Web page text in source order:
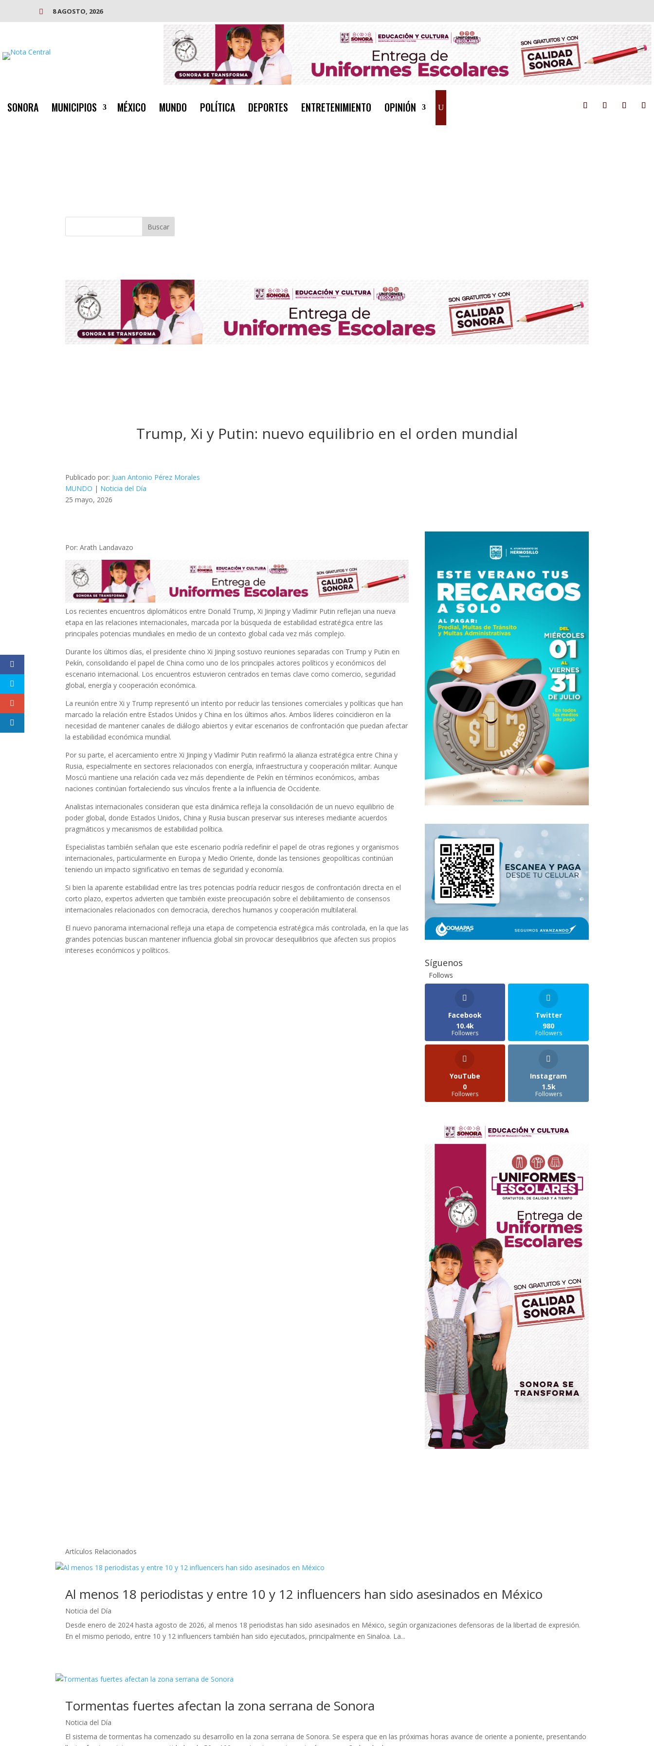
 8 AGOSTO, 2026
SONORA MUNICIPIOS MÉXICO MUNDO POLÍTICA DEPORTES ENTRETENIMIENTO OPINIÓN
Buscar
Trump, Xi y Putin: nuevo equilibrio en el orden mundial
Publicado por: Juan Antonio Pérez Morales
MUNDO | Noticia del Día
25 mayo, 2026
Por: Arath Landavazo
Los recientes encuentros diplomáticos entre Donald Trump, Xi Jinping y Vladímir Putin reflejan una nueva
etapa en las relaciones internacionales, marcada por la búsqueda de estabilidad estratégica entre las
principales potencias mundiales en medio de un contexto global cada vez más complejo.
Durante los últimos días, el presidente chino Xi Jinping sostuvo reuniones separadas con Trump y Putin en
Pekín, consolidando el papel de China como uno de los principales actores políticos y económicos del
escenario internacional. Los encuentros estuvieron centrados en temas clave como comercio, seguridad
global, energía y cooperación económica.
La reunión entre Xi y Trump representó un intento por reducir las tensiones comerciales y políticas que han
marcado la relación entre Estados Unidos y China en los últimos años. Ambos líderes coincidieron en la
necesidad de mantener canales de diálogo abiertos y evitar escenarios de confrontación que puedan afectar
la estabilidad económica mundial.
Por su parte, el acercamiento entre Xi Jinping y Vladímir Putin reafirmó la alianza estratégica entre China y
Rusia, especialmente en sectores relacionados con energía, infraestructura y cooperación militar. Aunque
Moscú mantiene una relación cada vez más dependiente de Pekín en términos económicos, ambas
naciones continúan fortaleciendo sus vínculos frente a la influencia de Occidente.
Analistas internacionales consideran que esta dinámica refleja la consolidación de un nuevo equilibrio de
poder global, donde Estados Unidos, China y Rusia buscan preservar sus intereses mediante acuerdos
pragmáticos y mecanismos de estabilidad política.
Especialistas también señalan que este escenario podría redefinir el papel de otras regiones y organismos
internacionales, particularmente en Europa y Medio Oriente, donde las tensiones geopolíticas continúan
teniendo un impacto significativo en temas de seguridad y economía.
Si bien la aparente estabilidad entre las tres potencias podría reducir riesgos de confrontación directa en el
corto plazo, expertos advierten que también existe preocupación sobre el debilitamiento de consensos
internacionales relacionados con democracia, derechos humanos y cooperación multilateral.
El nuevo panorama internacional refleja una etapa de competencia estratégica más controlada, en la que las
grandes potencias buscan mantener influencia global sin provocar desequilibrios que afecten sus propios
intereses económicos y políticos.
Síguenos
Follows
Facebook
10.4k
Followers
Twitter
980
Followers
YouTube
0
Followers
Instagram
1.5k
Followers
Artículos Relacionados
Al menos 18 periodistas y entre 10 y 12 influencers han sido asesinados en México
Noticia del Día
Desde enero de 2024 hasta agosto de 2026, al menos 18 periodistas han sido asesinados en México, según organizaciones defensoras de la libertad de expresión.
En el mismo periodo, entre 10 y 12 influencers también han sido ejecutados, principalmente en Sinaloa. La...
Tormentas fuertes afectan la zona serrana de Sonora
Noticia del Día
El sistema de tormentas ha comenzado su desarrollo en la zona serrana de Sonora. Se espera que en las próximas horas avance de oriente a poniente, presentando